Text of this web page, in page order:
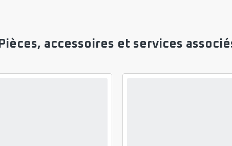
Pièces, accessoires et services